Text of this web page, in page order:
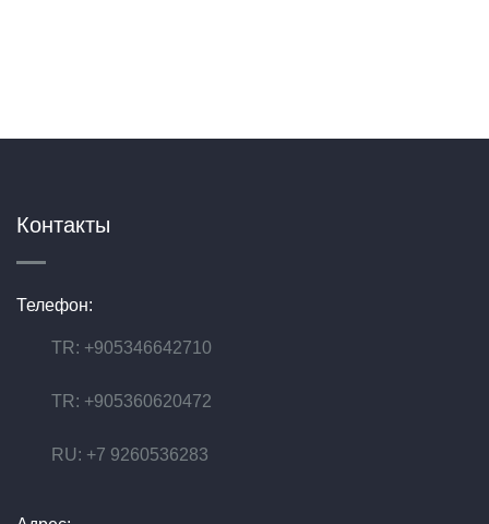
Контакты
Телефон:
TR: +905346642710
TR: +905360620472
RU: +7 9260536283